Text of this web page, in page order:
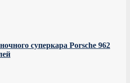
суперкара Porsche 962